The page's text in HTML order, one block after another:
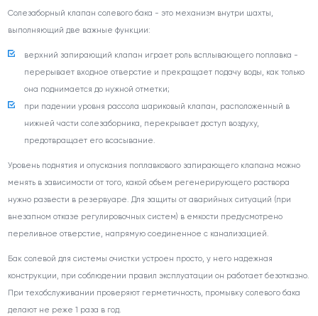
Солезаборный клапан солевого бака - это механизм внутри шахты,
выполняющий две важные функции:
верхний запирающий клапан играет роль всплывающего поплавка -
перерывает входное отверстие и прекращает подачу воды, как только
она поднимается до нужной отметки;
при падении уровня рассола шариковый клапан, расположенный в
нижней части солезаборника, перекрывает доступ воздуху,
предотвращает его всасывание.
Уровень поднятия и опускания поплавкового запирающего клапана можно
менять в зависимости от того, какой объем регенерирующего раствора
нужно развести в резервуаре. Для защиты от аварийных ситуаций (при
внезапном отказе регулировочных систем) в емкости предусмотрено
переливное отверстие, напрямую соединенное с канализацией.
Бак солевой для системы очистки устроен просто, у него надежная
конструкции, при соблюдении правил эксплуатации он работает безотказно.
При техобслуживании проверяют герметичность, промывку солевого бака
делают не реже 1 раза в год.